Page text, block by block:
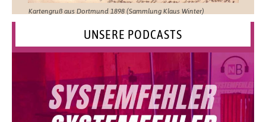
Kartengruß aus Dortmund 1898 (Sammlung Klaus Winter)
UNSERE PODCASTS